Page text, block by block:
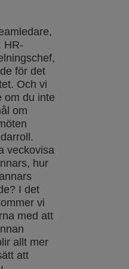
HR-
för det
Och vi
om du inte
om
veckovisa
hur
I det
vi
med att
allt mer
att